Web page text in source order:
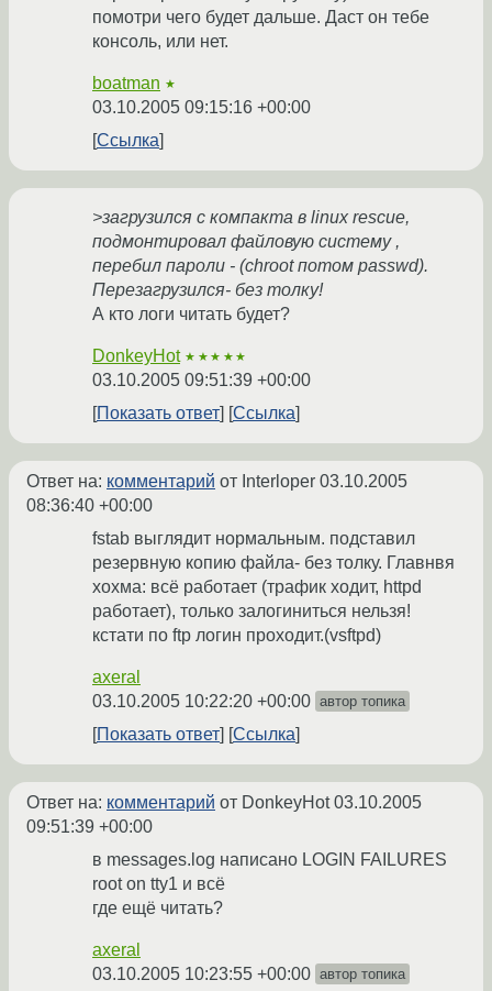
помотри чего будет дальше. Даст он тебе
консоль, или нет.
boatman ★
03.10.2005 09:15:16 +00:00
Ссылка
>загрузился с компакта в linux rescue,
подмонтировал файловую систему ,
перебил пароли - (chroot потом passwd).
Перезагрузился- без толку!
А кто логи читать будет?
DonkeyHot ★★★★★
03.10.2005 09:51:39 +00:00
Показать ответ
Ссылка
Ответ на: комментарий от Interloper 03.10.2005
08:36:40 +00:00
fstab выглядит нормальным. подставил
резервную копию файла- без толку. Главнвя
хохма: всё работает (трафик ходит, httpd
работает), только залогиниться нельзя!
кстати по ftp логин проходит.(vsftpd)
axeral
03.10.2005 10:22:20 +00:00 автор топика
Показать ответ Ссылка
Ответ на: комментарий от DonkeyHot03.10.2005
09:51:39 +00:00
в messages.log написано LOGIN FAILURES
root on tty1 и всё
где ещё читать?
axeral
03.10.2005 10:23:55 +00:00 автор топика